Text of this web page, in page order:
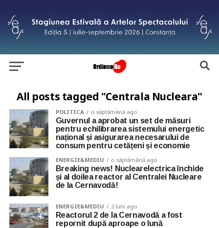
All posts tagged "Centrala Nucleara"
POLITICA o săptămână ago
Guvernul a aprobat un set de măsuri
pentru echilibrarea sistemului energetic
național și asigurarea necesarului de
consum pentru cetățeni și economie
ENERGIE&MEDIU o săptămână ago
Breaking news! Nuclearelectrica închide
și al doilea reactor al Centralei Nucleare
de la Cernavodă!
ENERGIE&MEDIU 2 luni ago
Reactorul 2 de la Cernavodă a fost
repornit după aproape o lună